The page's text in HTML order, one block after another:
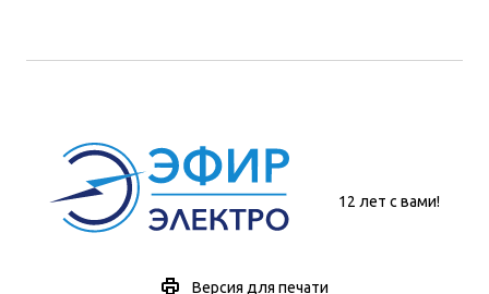
12 лет с вами!
Версия для печати